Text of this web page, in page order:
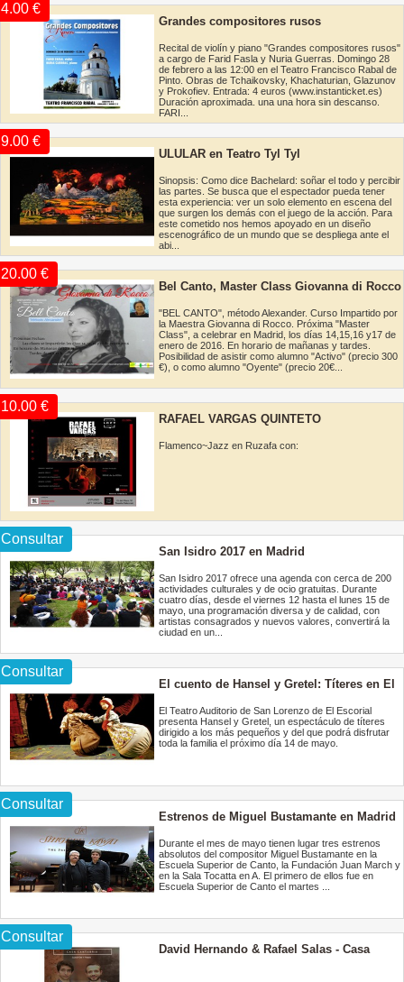
4.00 €
Grandes compositores rusos
Recital de violín y piano "Grandes compositores rusos"
a cargo de Farid Fasla y Nuria Guerras. Domingo 28
de febrero a las 12:00 en el Teatro Francisco Rabal de
Pinto. Obras de Tchaikovsky, Khachaturian, Glazunov
y Prokofiev. Entrada: 4 euros (www.instanticket.es)
Duración aproximada. una una hora sin descanso.
FARI...
9.00 €
ULULAR en Teatro Tyl Tyl
Sinopsis: Como dice Bachelard: soñar el todo y percibir
las partes. Se busca que el espectador pueda tener
esta experiencia: ver un solo elemento en escena del
que surgen los demás con el juego de la acción. Para
este cometido nos hemos apoyado en un diseño
escenográfico de un mundo que se despliega ante el
abi...
20.00 €
Bel Canto, Master Class Giovanna di Rocco
"BEL CANTO", método Alexander. Curso Impartido por
la Maestra Giovanna di Rocco. Próxima "Master
Class", a celebrar en Madrid, los días 14,15,16 y17 de
enero de 2016. En horario de mañanas y tardes.
Posibilidad de asistir como alumno "Activo" (precio 300
€), o como alumno "Oyente" (precio 20€...
10.00 €
RAFAEL VARGAS QUINTETO
Flamenco~Jazz en Ruzafa con:
Consultar
San Isidro 2017 en Madrid
San Isidro 2017 ofrece una agenda con cerca de 200
actividades culturales y de ocio gratuitas. Durante
cuatro días, desde el viernes 12 hasta el lunes 15 de
mayo, una programación diversa y de calidad, con
artistas consagrados y nuevos valores, convertirá la
ciudad en un...
Consultar
El cuento de Hansel y Gretel: Títeres en El
El Teatro Auditorio de San Lorenzo de El Escorial
presenta Hansel y Gretel, un espectáculo de títeres
dirigido a los más pequeños y del que podrá disfrutar
toda la familia el próximo día 14 de mayo.
Consultar
Estrenos de Miguel Bustamante en Madrid
Durante el mes de mayo tienen lugar tres estrenos
absolutos del compositor Miguel Bustamante en la
Escuela Superior de Canto, la Fundación Juan March y
en la Sala Tocatta en A. El primero de ellos fue en
Escuela Superior de Canto el martes ...
Consultar
David Hernando & Rafael Salas - Casa